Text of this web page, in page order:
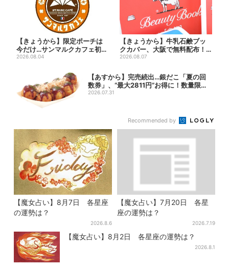
【きょうから】限定ポーチは
今だけ…サンマルクカフェ初の
「夏福袋」、実質無料でレア...
2026.08.04
【きょうから】牛乳石鹸ブッ
クカバー、大阪で無料配布！
先着1000名に「牛のカー...
2026.08.07
【あすから】完売続出…銀だこ「夏の回
数券」、“最大2811円”お得に！数量限定
で
2026.07.31
Recommended by
【魔女占い】8月7日 各星座
の運勢は？
2026.8.6
【魔女占い】7月20日 各星
座の運勢は？
2026.7.19
【魔女占い】8月2日 各星座の運勢は？
2026.8.1